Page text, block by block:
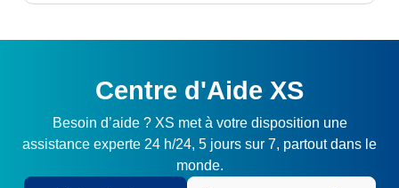
Centre d'Aide XS
Besoin d’aide ? XS met à votre disposition une
assistance experte 24 h/24, 5 jours sur 7, partout dans le
monde.